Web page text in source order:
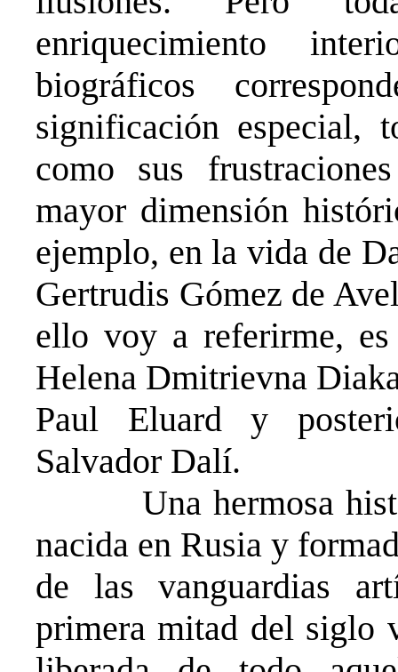
enriquecimiento
biográficos
significación especial,
como sus
mayor dimensión
ejemplo, en la vida de
Gertrudis Gómez de
ello voy a referirme,
Helena Dmitrievna
Paul Eluard y
Salvador Dalí.
Una hermosa
nacida en Rusia y
de las vanguardias
primera mitad del siglo